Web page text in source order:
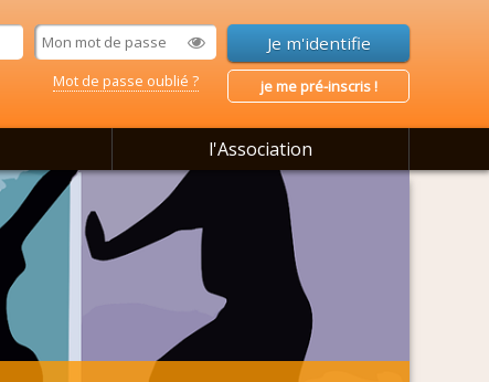
Mot de passe oublié ? je me pré-inscris !
l'Association